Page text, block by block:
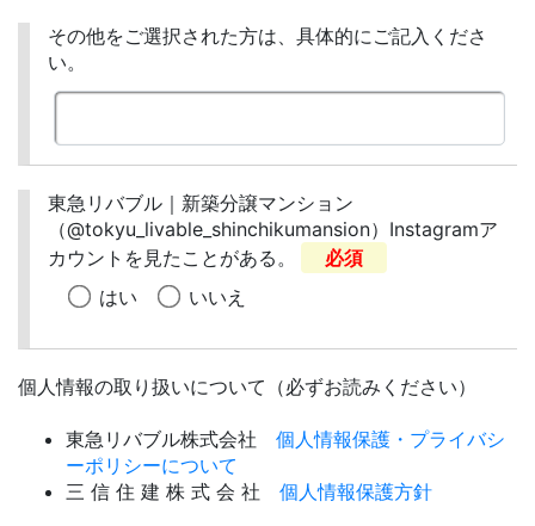
その他をご選択された方は、具体的にご記入くださ
い。
東急リバブル｜新築分譲マンション
（@tokyu_livable_shinchikumansion）Instagramア
カウントを見たことがある。
必須
はい
いいえ
個人情報の取り扱いについて（必ずお読みください）
東急リバブル株式会社 個人情報保護・プライバシ
ーポリシーについて
三 信 住 建 株 式 会 社 個人情報保護方針